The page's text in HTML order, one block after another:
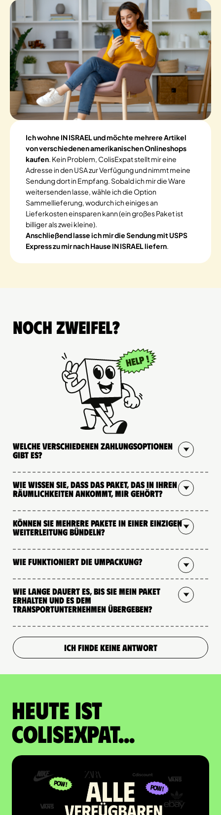
Ich wohne IN ISRAEL und möchte mehrere Artikel
von verschiedenen amerikanischen Onlineshops
kaufen. Kein Problem, ColisExpat stellt mir eine
Adresse in den USA zur Verfügung und nimmt meine
Sendung dort in Empfang. Sobald ich mir die Ware
weitersenden lasse, wähle ich die Option
Sammellieferung, wodurch ich einiges an
Lieferkosten einsparen kann (ein großes Paket ist
billiger als zwei kleine).
Anschließend lasse ich mir die Sendung mit USPS
Express zu mir nach Hause IN ISRAEL liefern.
Noch Zweifel?
Welche verschiedenen Zahlungsoptionen
gibt es?
Wie wissen Sie, dass das Paket, das in Ihren
Räumlichkeiten ankommt, mir gehört?
Können Sie mehrere Pakete in einer einzigen
Weiterleitung bündeln?
Wie funktioniert die Umpackung?
Wie lange dauert es, bis Sie mein Paket
erhalten und es dem
Transportunternehmen übergeben?
ICH FINDE KEINE ANTWORT
Heute ist
Colisexpat...